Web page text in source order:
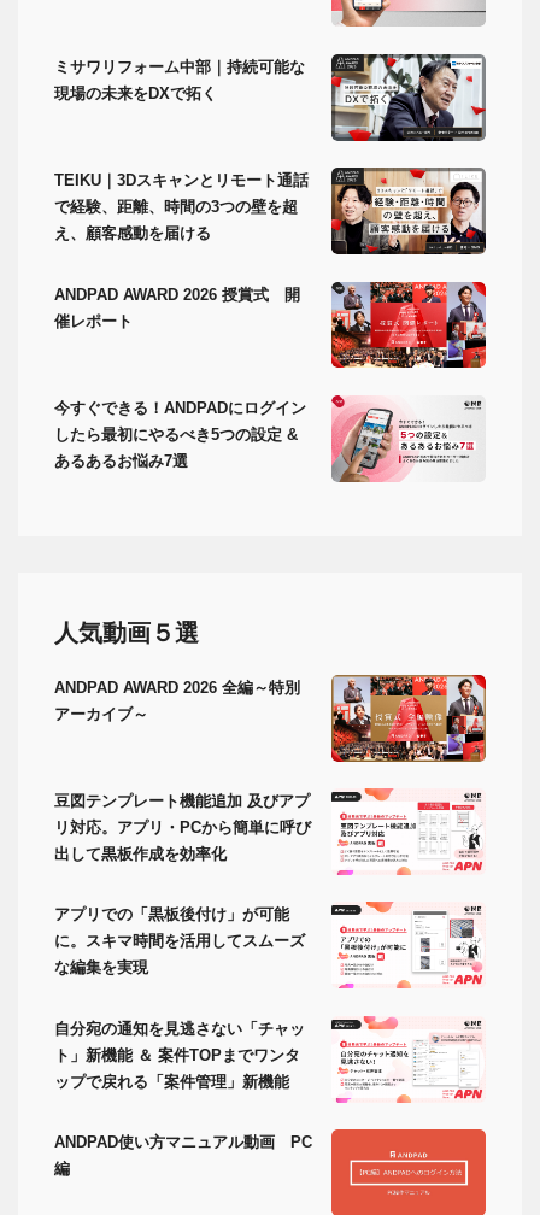
ミサワリフォーム中部｜持続可能な
現場の未来をDXで拓く
TEIKU｜3Dスキャンとリモート通話
で経験、距離、時間の3つの壁を超
え、顧客感動を届ける
ANDPAD AWARD 2026 授賞式 開
催レポート
今すぐできる！ANDPADにログイン
したら最初にやるべき5つの設定 &
あるあるお悩み7選
人気動画５選
ANDPAD AWARD 2026 全編～特別
アーカイブ～
豆図テンプレート機能追加 及びアプ
リ対応。アプリ・PCから簡単に呼び
出して黒板作成を効率化
アプリでの「黒板後付け」が可能
に。スキマ時間を活用してスムーズ
な編集を実現
自分宛の通知を見逃さない「チャッ
ト」新機能 ＆ 案件TOPまでワンタ
ップで戻れる「案件管理」新機能
ANDPAD使い方マニュアル動画 PC
編